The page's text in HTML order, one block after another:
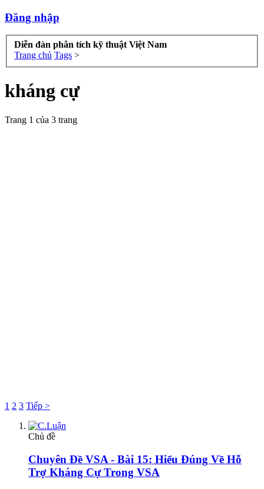
Đăng nhập
Diễn đàn phân tích kỹ thuật Việt Nam
Trang chủ Tags >
kháng cự
Trang 1 của 3 trang
1 2 3 Tiếp >
Chủ đề
Chuyên Đề VSA - Bài 15: Hiểu Đúng Về Hỗ
Trợ Kháng Cự Trong VSA